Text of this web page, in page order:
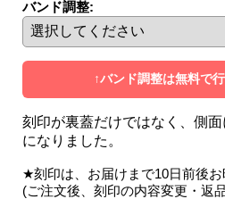
バンド調整:
↑バンド調整は無料で
刻印が裏蓋だけではなく、側
になりました。
★刻印は、お届けまで10日前後お
(ご注文後、刻印の内容変更・返